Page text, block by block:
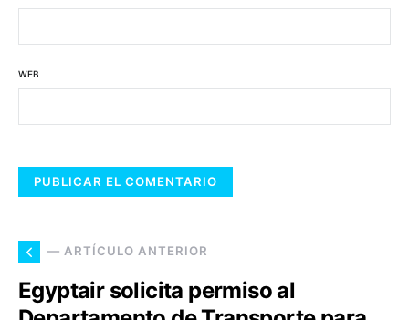
WEB
— ARTÍCULO ANTERIOR
Egyptair solicita permiso al